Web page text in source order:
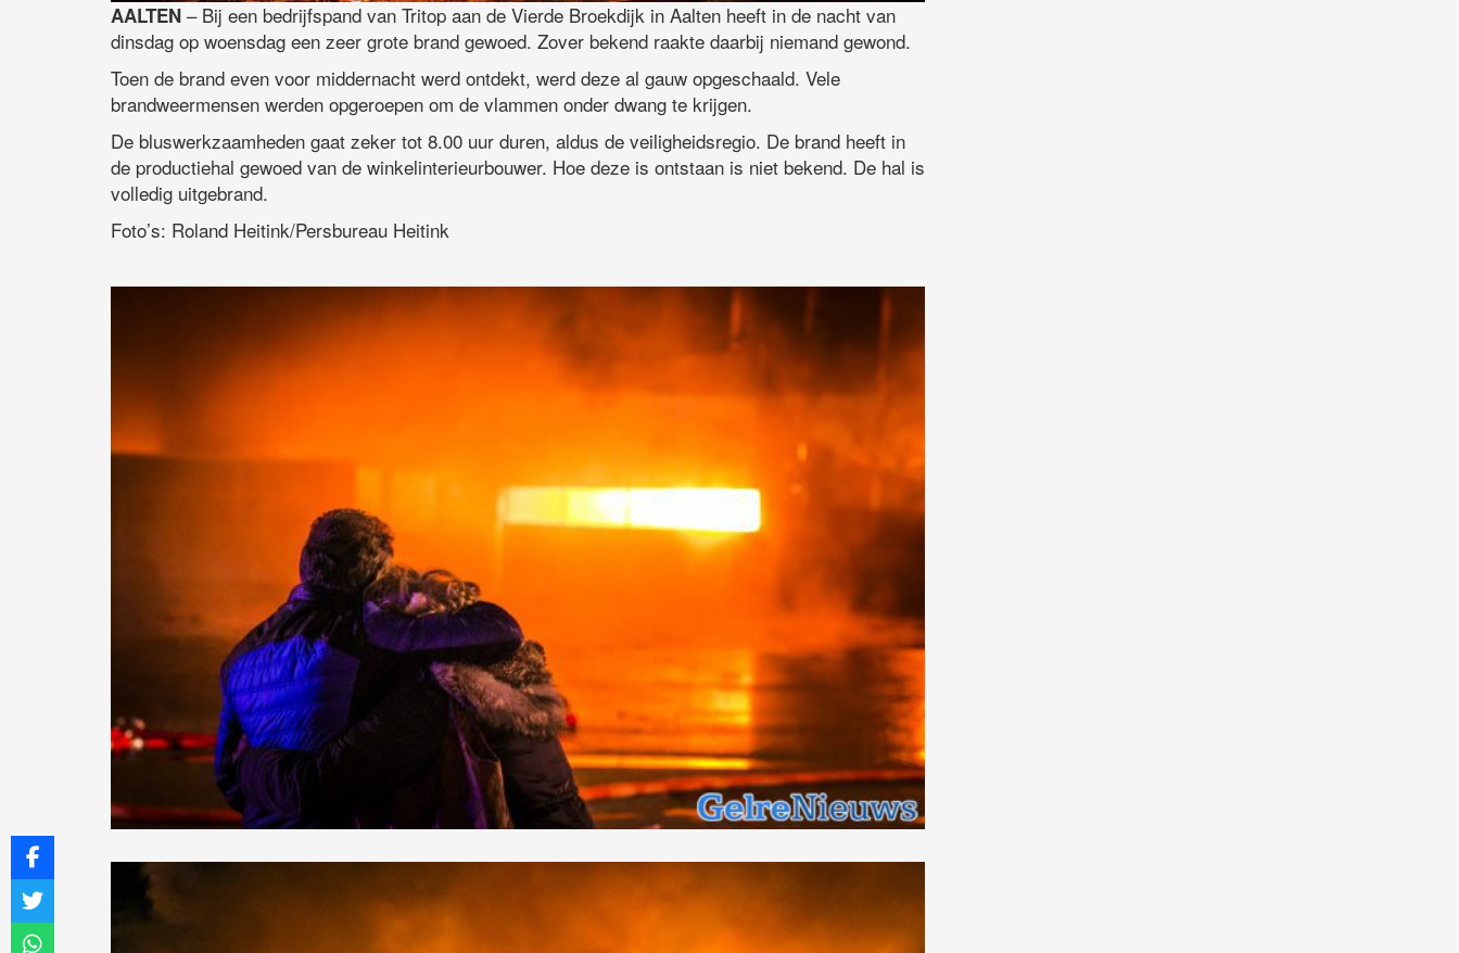
AALTEN – Bij een bedrijfspand van Tritop aan de Vierde Broekdijk in Aalten heeft in de nacht van
dinsdag op woensdag een zeer grote brand gewoed. Zover bekend raakte daarbij niemand gewond.
Toen de brand even voor middernacht werd ontdekt, werd deze al gauw opgeschaald. Vele
brandweermensen werden opgeroepen om de vlammen onder dwang te krijgen.
De bluswerkzaamheden gaat zeker tot 8.00 uur duren, aldus de veiligheidsregio. De brand heeft in
de productiehal gewoed van de winkelinterieurbouwer. Hoe deze is ontstaan is niet bekend. De hal is
volledig uitgebrand.
Foto’s: Roland Heitink/Persbureau Heitink